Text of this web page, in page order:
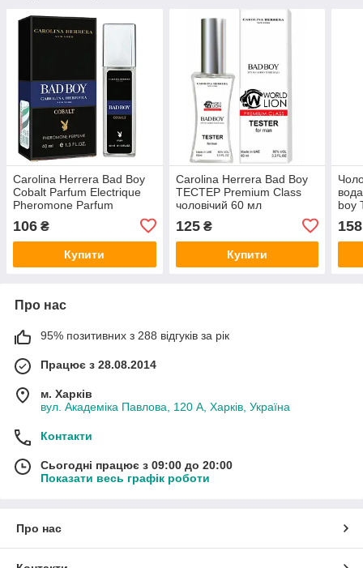
Carolina Herrera Bad Boy
Cobalt Parfum Electrique
Pheromone Parfum
106 ₴
Купити
Carolina Herrera Bad Boy
ТЕСТЕР Premium Class
чоловічий 60 мл
125₴
Купити
boy
158
Про нас
95% позитивних з 288 відгуків за рік
Працює з 28.08.2014
м. Харків
вул. Академіка Павлова, 120 А, Харків, Україна
Контакти
Сьогодні працює з 09:00 до 20:00
Показати весь графік роботи
Про нас